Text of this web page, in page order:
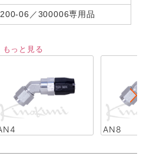
06／300006専用品
もっと見る
AN8